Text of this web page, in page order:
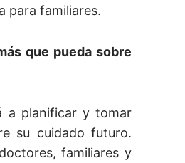
para familiares.
que pueda sobre
a planificar y tomar
su cuidado futuro.
familiares y